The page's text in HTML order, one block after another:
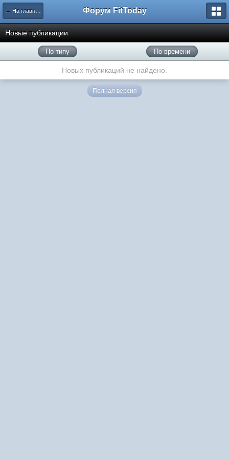
← На главную Форум FitToday
Новые публикации
По типу По времени
Новых публикаций не найдено.
Полная версия